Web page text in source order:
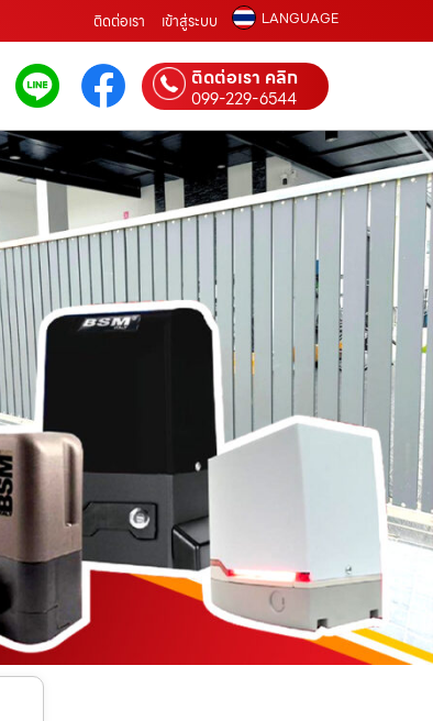
ติดต่อเรา เข้าสู่ระบบ LANGUAGE
ติดต่อเรา คลิก
099-229-6544